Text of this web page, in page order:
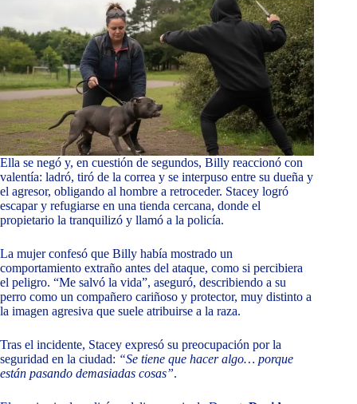
Ella se negó y, en cuestión de segundos, Billy reaccionó con
valentía: ladró, tiró de la correa y se interpuso entre su dueña y
el agresor, obligando al hombre a retroceder. Stacey logró
escapar y refugiarse en una tienda cercana, donde el
propietario la tranquilizó y llamó a la policía.
La mujer confesó que Billy había mostrado un
comportamiento extraño antes del ataque, como si percibiera
el peligro. “Me salvó la vida”, aseguró, describiendo a su
perro como un compañero cariñoso y protector, muy distinto a
la imagen agresiva que suele atribuirse a la raza.
Tras el incidente, Stacey expresó su preocupación por la
seguridad en la ciudad: “Se tiene que hacer algo… porque
están pasando demasiadas cosas”.